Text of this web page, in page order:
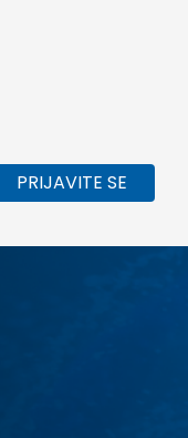
PRIJAVITE SE